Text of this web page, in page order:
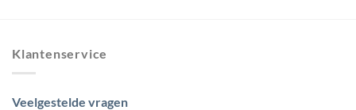
Klantenservice
Veelgestelde vragen